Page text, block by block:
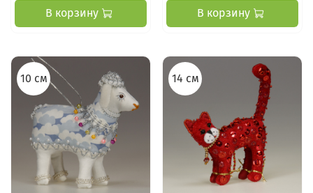
В корзину В корзину
10 см 14 см